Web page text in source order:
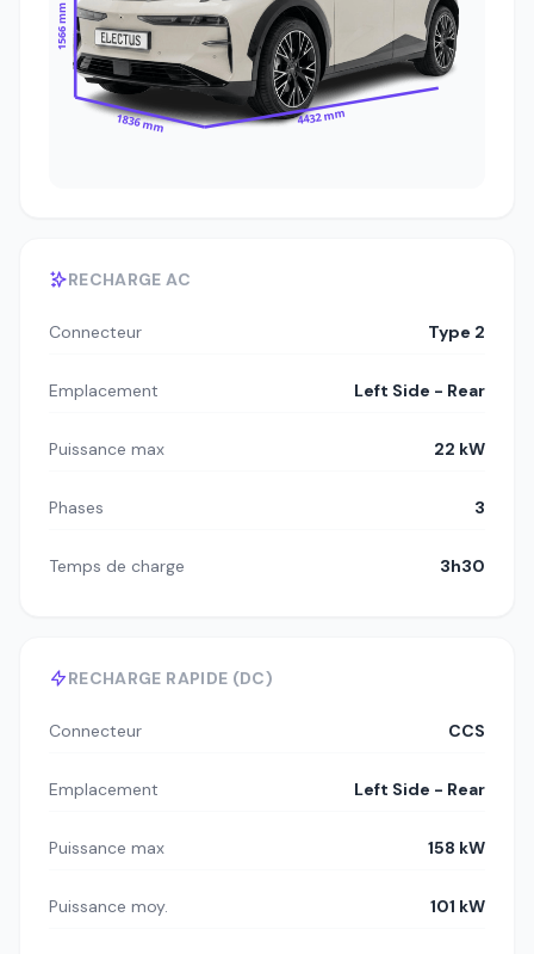
1566 mm
1836 mm 4432 mm
RECHARGE AC
Connecteur Type 2
Emplacement Left Side - Rear
Puissance max 22 kW
Phases 3
Temps de charge 3h30
RECHARGE RAPIDE (DC)
Connecteur CCS
Emplacement Left Side - Rear
Puissance max 158 kW
Puissance moy. 101 kW